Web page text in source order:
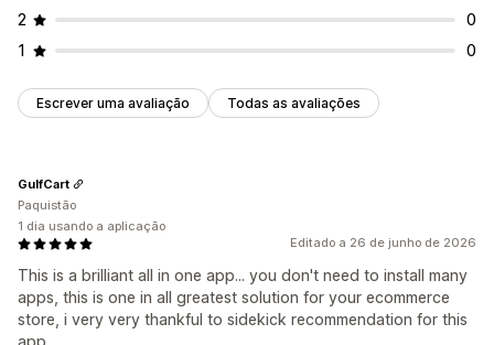
2
0
1
0
Escrever uma avaliação Todas as avaliações
Editado a 26 de junho de 2026
This is a brilliant all in one app... you don't need to install many
apps, this is one in all greatest solution for your ecommerce
store, i very very thankful to sidekick recommendation for this
GulfCart
Paquistão
1 dia usando a aplicação